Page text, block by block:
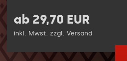
ab 29,70 EUR
inkl. Mwst. zzgl. Versand